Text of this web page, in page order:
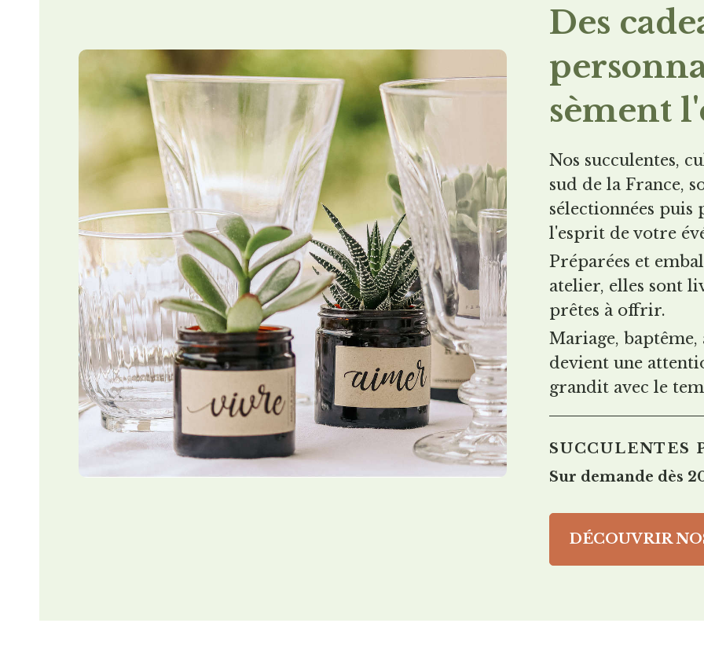
Des
sèment
Nos succulentes,
sud de la France,
sélectionnées puis
l'esprit de votre
Préparées et
atelier, elles sont
prêtes à offrir.
Mariage,
devient une
grandit avec le
SUCCULENTES
Sur demande dès
DÉCOUVRIR